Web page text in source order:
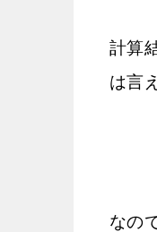
計算
は言
なの